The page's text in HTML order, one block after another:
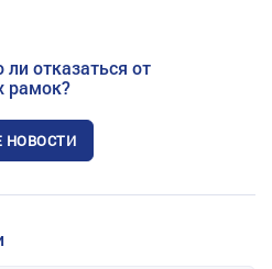
отказаться от
рамок?
НОВОСТИ